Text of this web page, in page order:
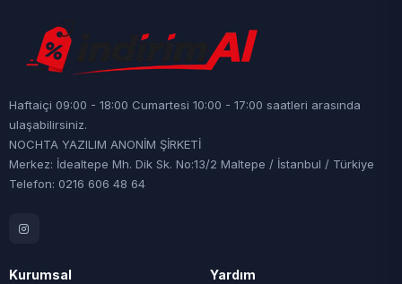
Haftaiçi 09:00 - 18:00 Cumartesi 10:00 - 17:00 saatleri arasında
ulaşabilirsiniz.
NOCHTA YAZILIM ANONİM ŞİRKETİ
Merkez: İdealtepe Mh. Dik Sk. No:13/2 Maltepe / İstanbul / Türkiye
Telefon: 0216 606 48 64
Kurumsal Yardım